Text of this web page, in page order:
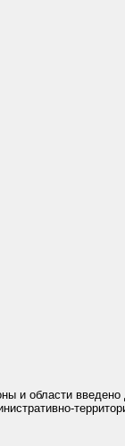
и области введено